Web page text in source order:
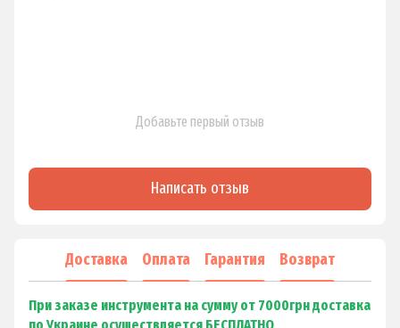
Добавьте первый отзыв
Написать отзыв
Доставка Оплата Гарантия Возврат
При заказе инструмента на сумму от 7000грн доставка